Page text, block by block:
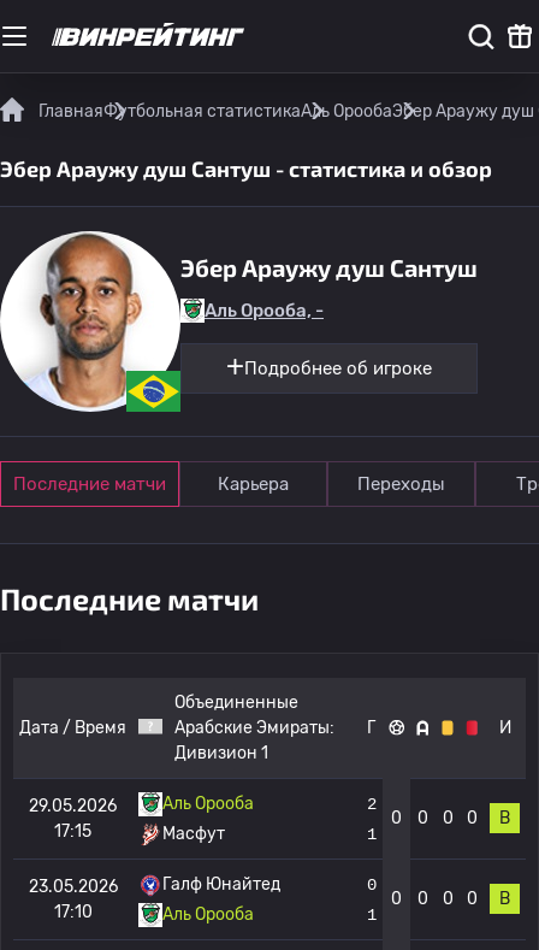
ГлавнаяФутбольная статистикаАль ОрообаЭбер Араужу душ
Эбер Араужу душ Сантуш - статистика и обзор
Эбер Араужу душ Сантуш
Аль Орооба, -
Подробнее об игроке
Последние матчи Карьера Переходы
Последние матчи
Дата / Время
Объединенные
Арабские Эмираты:
Дивизион 1
Г И
29.05.2026
17:15
Аль Орооба
Масфут
2
1
0 0 0 0 В
23.05.2026
17:10
Галф Юнайтед
Аль Орооба
0
1
0 0 0 0 В